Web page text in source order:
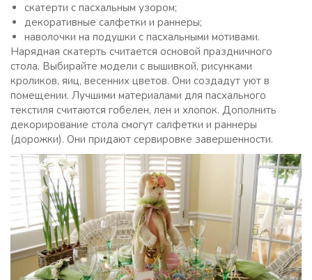
скатерти с пасхальным узором;
декоративные салфетки и раннеры;
наволочки на подушки с пасхальными мотивами.
Нарядная скатерть считается основой праздничного
стола. Выбирайте модели с вышивкой, рисунками
кроликов, яиц, весенних цветов. Они создадут уют в
помещении. Лучшими материалами для пасхального
текстиля считаются гобелен, лен и хлопок. Дополнить
декорирование стола смогут салфетки и раннеры
(дорожки). Они придают сервировке завершенности.